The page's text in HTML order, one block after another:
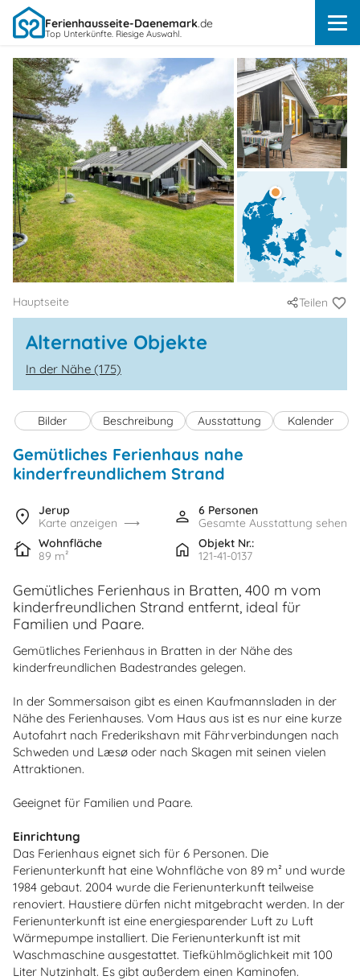
Ferienhausseite-Daenemark.de
Top Unterkünfte. Riesige Auswahl.
Hauptseite Teilen
Alternative Objekte
In der Nähe (175)
Bilder Beschreibung Ausstattung Kalender
Gemütliches Ferienhaus nahe
kinderfreundlichem Strand
Jerup
Karte anzeigen
6 Personen
Gesamte Ausstattung sehen
Wohnfläche
89 m²
Objekt Nr.:
121-41-0137
Gemütliches Ferienhaus in Bratten, 400 m vom
kinderfreundlichen Strand entfernt, ideal für
Familien und Paare.
Gemütliches Ferienhaus in Bratten in der Nähe des
kinderfreundlichen Badestrandes gelegen.
In der Sommersaison gibt es einen Kaufmannsladen in der
Nähe des Ferienhauses. Vom Haus aus ist es nur eine kurze
Autofahrt nach Frederikshavn mit Fährverbindungen nach
Schweden und Læsø oder nach Skagen mit seinen vielen
Attraktionen.
Geeignet für Familien und Paare.
Einrichtung
Das Ferienhaus eignet sich für 6 Personen. Die
Ferienunterkunft hat eine Wohnfläche von 89 m² und wurde
1984 gebaut. 2004 wurde die Ferienunterkunft teilweise
renoviert. Haustiere dürfen nicht mitgebracht werden. In der
Ferienunterkunft ist eine energiesparender Luft zu Luft
Wärmepumpe installiert. Die Ferienunterkunft ist mit
Waschmaschine ausgestattet. Tiefkühlmöglichkeit mit 100
Liter Nutzinhalt. Es gibt außerdem einen Kaminofen.